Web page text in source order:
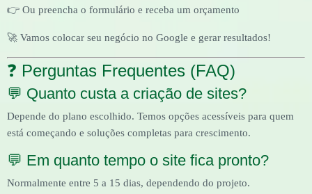
👉 Ou preencha o formulário e receba um orçamento
🚀 Vamos colocar seu negócio no Google e gerar resultados!
❓ Perguntas Frequentes (FAQ)
💬 Quanto custa a criação de sites?
Depende do plano escolhido. Temos opções acessíveis para quem
está começando e soluções completas para crescimento.
💬 Em quanto tempo o site fica pronto?
Normalmente entre 5 a 15 dias, dependendo do projeto.